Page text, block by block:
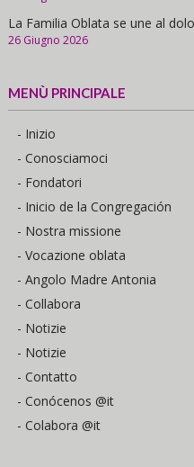
La Familia Oblata se une al
26 Giugno 2026
MENÙ PRINCIPALE
- Inizio
- Conosciamoci
- Fondatori
- Inicio de la Congregación
- Nostra missione
- Vocazione oblata
- Angolo Madre Antonia
- Collabora
- Notizie
- Notizie
- Contatto
- Conócenos @it
- Colabora @it